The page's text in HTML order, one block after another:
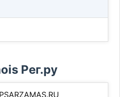
Рег.ру